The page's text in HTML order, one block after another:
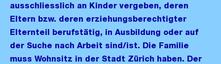
ausschliesslich an Kinder vergeben, deren
Eltern bzw. deren erziehungsberechtigter
Elternteil berufstätig, in Ausbildung oder auf
der Suche nach Arbeit sind/ist. Die Familie
muss Wohnsitz in der Stadt Zürich haben. Der